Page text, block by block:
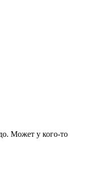
Может у кого-то